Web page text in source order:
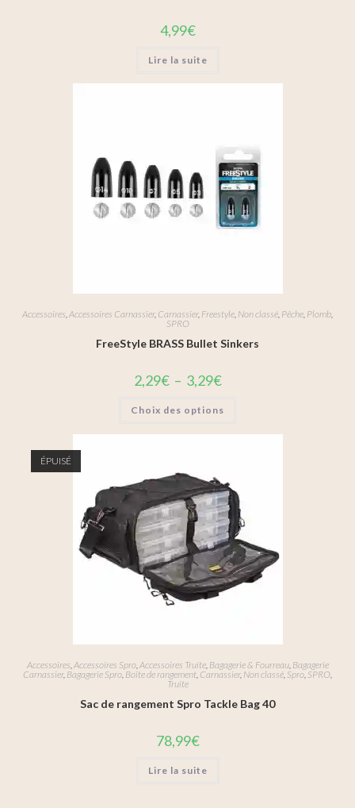
4,99€
Lire la suite
Accessoires,Accessoires Carnassier, Carnassier, Freestyle, Non classé, Pêche, Plomb,
SPRO
FreeStyle BRASS Bullet Sinkers
2,29€ – 3,29€
Choix des options
ÉPUISÉ
Accessoires Accessoires Spro, Accessoires Truite, Bagagerie & Fourreau, Bagagerie
Carnassier, Bagagerie Spro,Boîte de rangement Carnassier, Non classé Spro, SPRO
Truite
Sac de rangement Spro Tackle Bag 40
78,99€
Lire la suite